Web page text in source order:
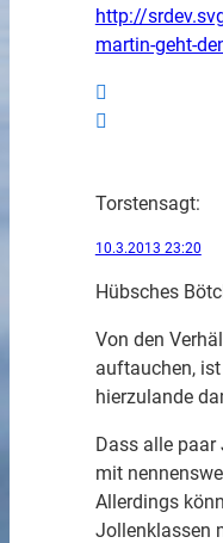
http://
martin-geht-
Torstensagt:
10.3.2013 23:20
Hübsches
Von den
auftauchen,
hierzulande
Dass alle paar
mit
Allerdings
Jollenklassen